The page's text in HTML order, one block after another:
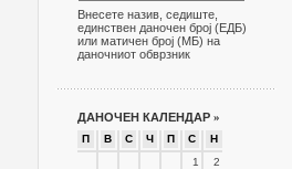
Внесете назив, седиште,
единствен даночен број (ЕДБ)
или матичен број (МБ) на
даночниот обврзник
ДАНОЧЕН КАЛЕНДАР »
П В С Ч П С
Н
1
2